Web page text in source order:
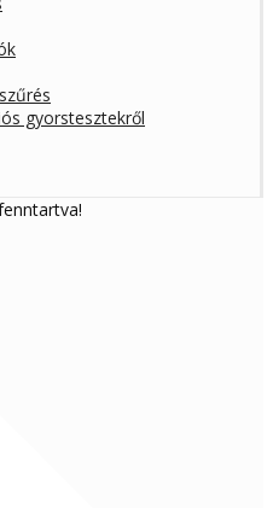
gyorstesztekről